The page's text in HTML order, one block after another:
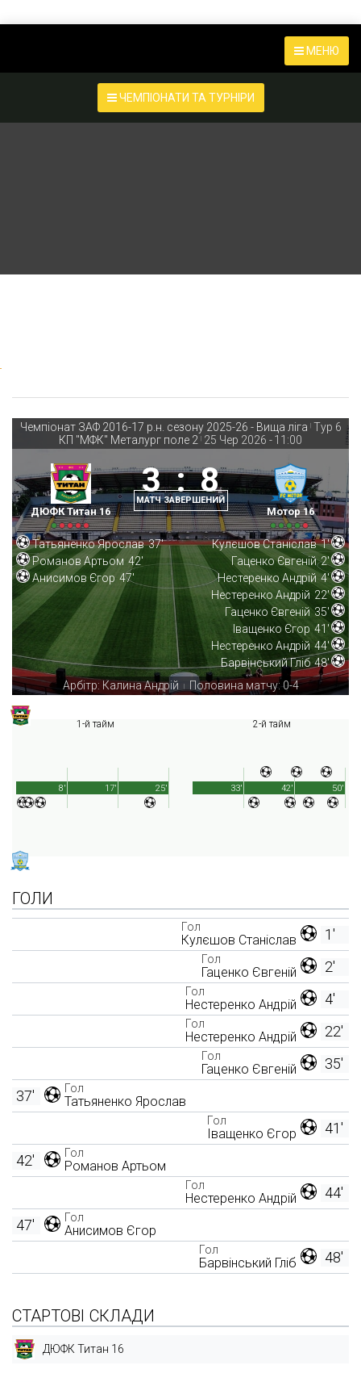
МЕНЮ
ЧЕМПІОНАТИ ТА ТУРНІРИ
Чемпіонат ЗАФ 2016-17 р.н. сезону 2025-26 - Вища ліга | Тур 6
КП "МФК" Металург поле 2 | 25 Чер 2026 - 11:00
ДЮФК Титан 16
3 : 8
МАТЧ ЗАВЕРШЕНИЙ
Мотор 16
Татьяненко Ярослав 37'
Романов Артьом 42'
Анисимов Єгор 47'
Кулєшов Станіслав 1'
Гаценко Євгеній 2'
Нестеренко Андрій 4'
Нестеренко Андрій 22'
Гаценко Євгеній 35'
Іващенко Єгор 41'
Нестеренко Андрій 44'
Барвінський Гліб 48'
Арбітр: Калина Андрій
| Половина матчу: 0-4
1-й тайм
25'
8' 17'
2-й тайм
50'
33' 42'
ГОЛИ
1'
Гол
Кулєшов Станіслав
2'
Гол
Гаценко Євгеній
4'
Гол
Нестеренко Андрій
22'
Гол
Нестеренко Андрій
35'
Гол
Гаценко Євгеній
Гол
Татьяненко Ярослав
37'
41'
Гол
Іващенко Єгор
Гол
Романов Артьом
42'
44'
Гол
Нестеренко Андрій
Гол
Анисимов Єгор
47'
48'
Гол
Барвінський Гліб
СТАРТОВІ СКЛАДИ
ДЮФК Титан 16